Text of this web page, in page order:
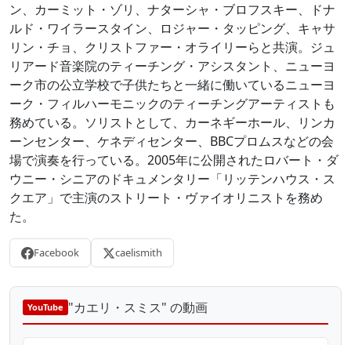
ン、カーミット・ゾリ、ナターシャ・ブロフスキー、ドナ
ルド・ワイラースタイン、ロジャー・タッピング、キャサ
リン・チョ、クリストファー・オライリーらと共演。ジュ
リアード音楽院のティーチング・アシスタント、ニューヨ
ーク市の公立学校で子供たちと一緒に働いているニューヨ
ーク・フィルハーモニックのティーチングアーティストも
務めている。ソリストとして、カーネギーホール、リンカ
ーンセンター、ケネディセンター、BBCプロムスなどの会
場で演奏を行っている。2005年に公開されたロバート・ダ
ウニー・シニアのドキュメンタリー「リッテンハウス・ス
クエア」で主演のストリート・ヴァイオリニストを務め
た。
Facebook caelismith
YouTube "カエリ・スミス" の動画